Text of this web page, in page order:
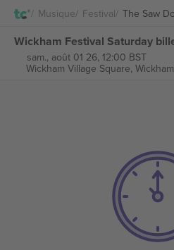
Musique Festival The Saw
Wickham Festival Saturday
sam., août 01 26, 12:00 BST
Wickham Village Square,